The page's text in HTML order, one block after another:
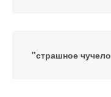
"страшное чучело